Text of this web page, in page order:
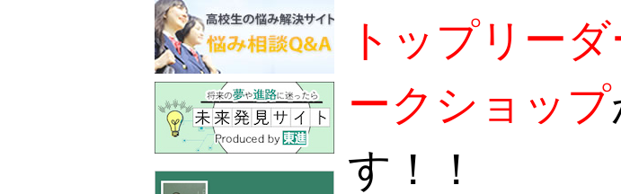
トップリー
ークショップ
す！！